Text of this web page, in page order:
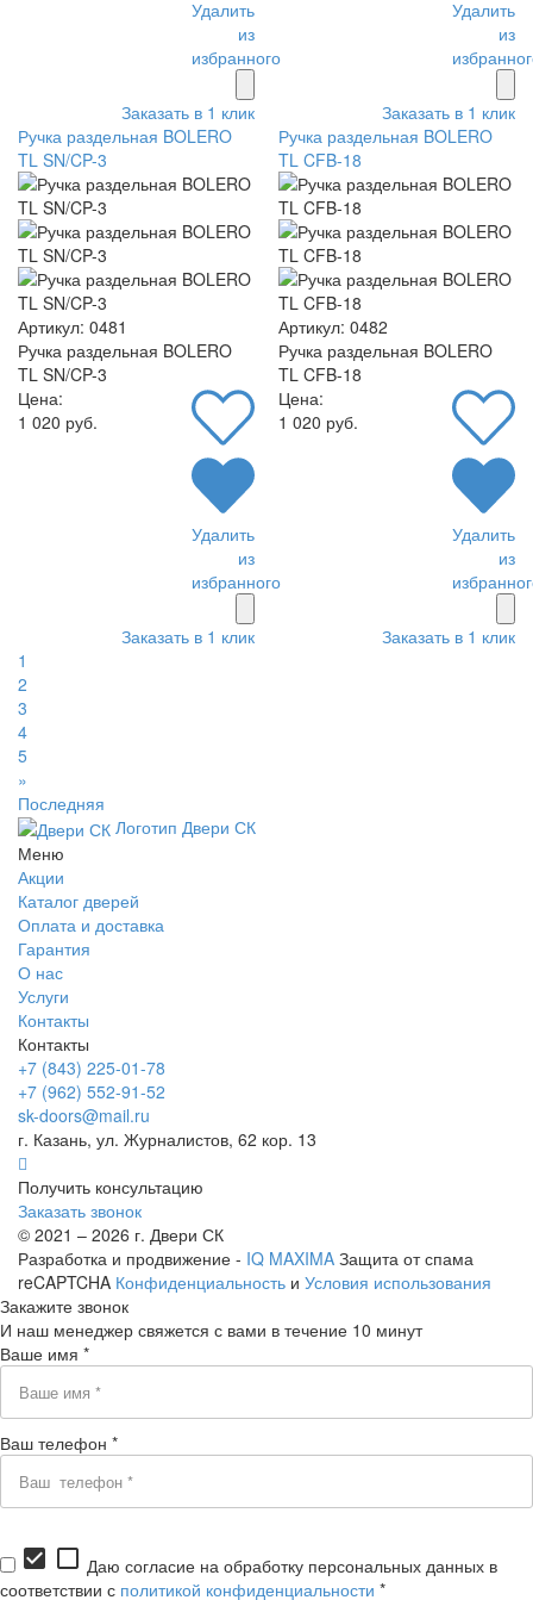
Удалить
из
избранного
Заказать в 1 клик
Удалить
из
Заказать в 1 клик
Ручка раздельная BOLERO
TL SN/CP-3
Артикул: 0481
Ручка раздельная BOLERO
TL SN/CP-3
Цена:
1 020 руб.
Удалить
из
избранного
Заказать в 1 клик
Ручка раздельная BOLERO
TL CFB-18
Артикул: 0482
Ручка раздельная BOLERO
TL CFB-18
Цена:
1 020 руб.
Удалить
из
Заказать в 1 клик
1
2
3
4
5
»
Последняя
Логотип Двери СК
Меню
Акции
Каталог дверей
Оплата и доставка
Гарантия
О нас
Услуги
Контакты
Контакты
+7 (843) 225-01-78
+7 (962) 552-91-52
sk-doors@mail.ru
г. Казань, ул. Журналистов, 62 кор. 13
Получить консультацию
Заказать звонок
© 2021 – 2026 г. Двери СК
Разработка и продвижение - IQ MAXIMA Защита от спама
reCAPTCHA Конфиденциальность и Условия использования
Закажите звонок
И наш менеджер свяжется с вами в течение 10 минут
Ваше имя *
Ваш телефон *
check_box check_box_outline_blank Даю согласие на обработку персональных данных в
соответствии с политикой конфиденциальности *